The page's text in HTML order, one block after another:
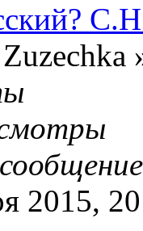
Zuzechka
2015,